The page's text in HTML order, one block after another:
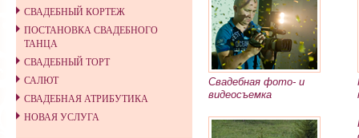
СВАДЕБНЫЙ КОРТЕЖ
ПОСТАНОВКА СВАДЕБНОГО
ТАНЦА
СВАДЕБНЫЙ ТОРТ
САЛЮТ
СВАДЕБНАЯ АТРИБУТИКА
НОВАЯ УСЛУГА
Свадебная фото- и
видеосъемка